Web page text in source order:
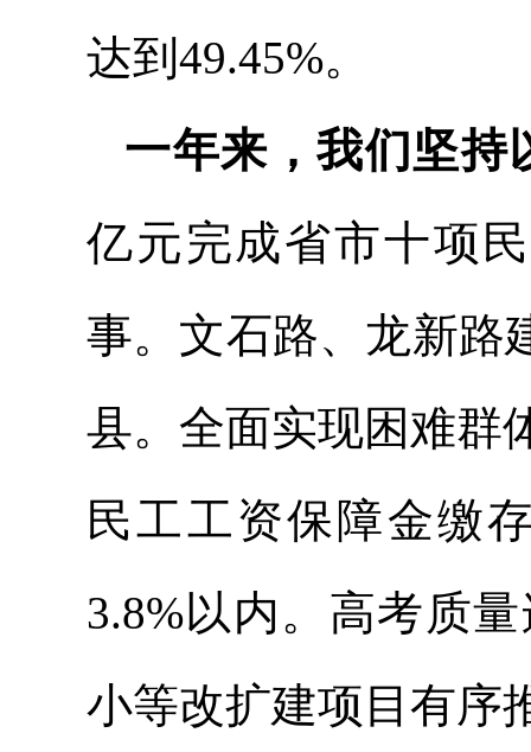
达到49.45%。
一年来，我们坚持
亿元完成省市十项
事。文石路、龙新路
县。全面实现困难群
民工工资保障金缴
3.8%以内。高考质
小等改扩建项目有序